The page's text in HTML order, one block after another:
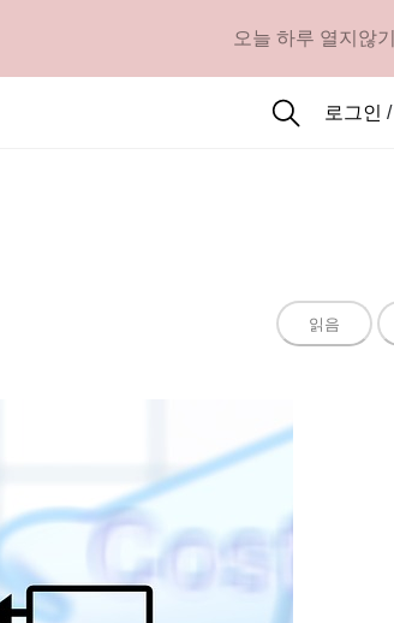
오늘 하루 열지않기
로그인 /
읽음